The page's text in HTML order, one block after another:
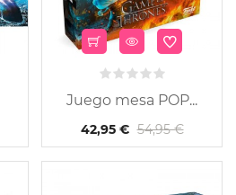
Juego mesa POP...
42,95 € 54,95 €